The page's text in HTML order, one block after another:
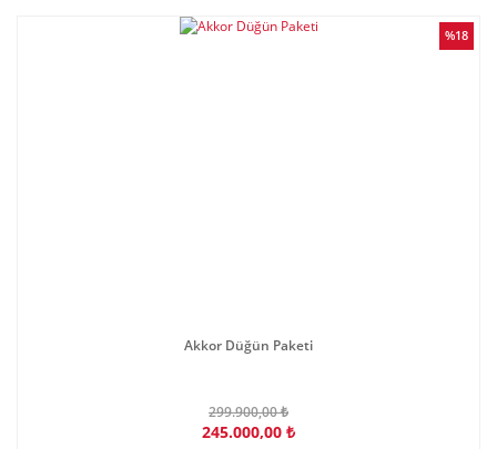
%18
Akkor Düğün Paketi
299.900,00 ₺
245.000,00 ₺